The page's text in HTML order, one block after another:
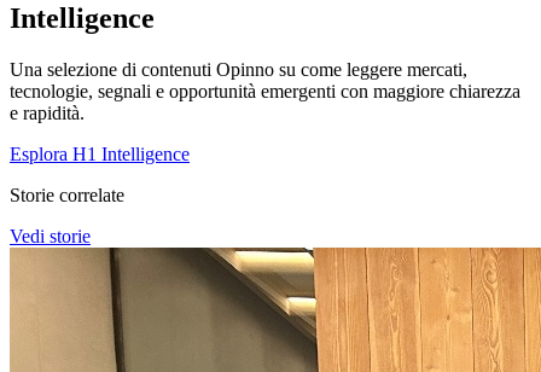
Intelligence
Una selezione di contenuti Opinno su come leggere mercati,
tecnologie, segnali e opportunità emergenti con maggiore chiarezza
e rapidità.
Esplora H1 Intelligence
Storie correlate
Vedi storie